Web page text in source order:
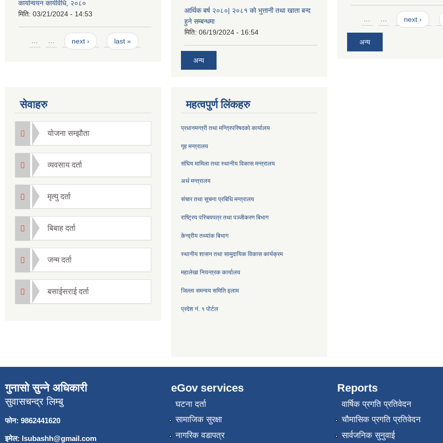
कार्यान्वयन कार्यविधि, २०८०
मिति: 03/21/2024 - 14:53
Pages
… … next › last »
आर्थिक बर्ष २०८०| २०८१ को भुत्तानी तथा खाता बन्द
हुने सम्बन्धमा
मिति: 06/19/2024 - 16:54
अन्य
Pages
… … next ›
अन्य
सेवाहरु
योजना सम्झौता
व्यवसाय दर्ता
मृत्यु दर्ता
बिबाह दर्ता
जन्म दर्ता
बसाईसराई दर्ता
महत्वपुर्ण लिंकहरु
प्रधानमन्त्री तथा मन्त्रिपरिषदको कार्यालय
गृह मन्त्रालय
संघिय मामिला तथा स्थानीय विकास मन्त्रालय
अर्थ मन्त्रालय
संचार तथा सूचना प्रबिधि मन्त्रालय
राष्ट्रिय परिचयपत्र तथा पञ्जीकरण बिभाग
केन्द्रीय तथ्यांक बिभाग
स्थानीय शासन तथा सामुदायिक विकास कार्यक्रम
महालेखा नियन्त्रक कार्यालय
जिल्ला समन्वय समिति इलाम
प्रदेश नं. १ पोर्टल
गुनासो सुन्ने अधिकारी
सुवासचन्द्र लिम्बु
फोन: 9862441620
इमेल: lsubashh@gmail.com
eGov services
घटना दर्ता
सामाजिक सुरक्षा
नागरिक वडापत्र
Reports
वार्षिक प्रगति प्रतिवेदन
चौमासिक प्रगति प्रतिवेदन
सार्वजनिक सुनुवाई